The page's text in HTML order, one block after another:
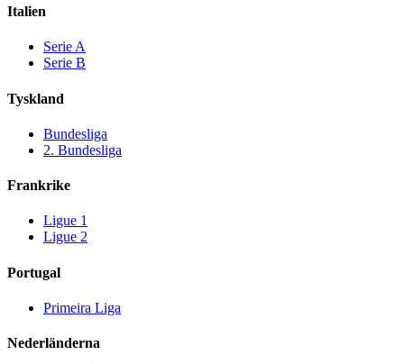
Italien
Serie A
Serie B
Tyskland
Bundesliga
2. Bundesliga
Frankrike
Ligue 1
Ligue 2
Portugal
Primeira Liga
Nederländerna